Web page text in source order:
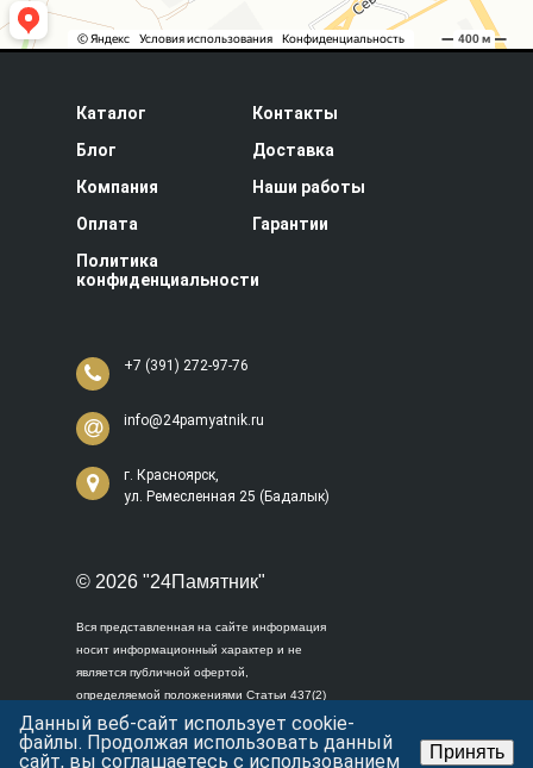
© 2026 "24Памятник"
Вся представленная на сайте информация
носит информационный характер и не
является публичной офертой,
определяемой положениями Статьи 437(2)
Гражданского кодекса Российской
Федерации.
Каталог
Контакты
Блог
Доставка
Компания
Наши работы
Оплата
Гарантии
Политика
конфиденциальности
+7 (391) 272-97-76
info@24pamyatnik.ru
г. Красноярск,
ул. Ремесленная 25 (Бадалык)
Данный веб-сайт использует cookie-
файлы. Продолжая использовать данный
сайт, вы соглашаетесь с использованием
Принять